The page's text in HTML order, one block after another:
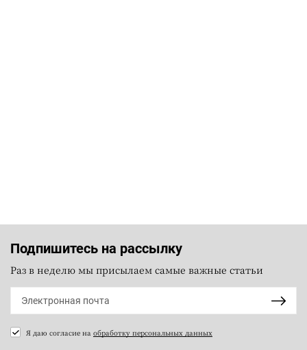
Подпишитесь на рассылку
Раз в неделю мы присылаем самые важные статьи
Я даю согласие на обработку персональных данных